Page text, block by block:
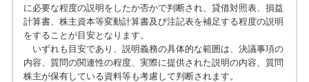
に必要な程度の説明をしたか否かで判断され、貸借対照表、損益
計算書、株主資本等変動計算書及び注記表を補足する程度の説明
をすることが目安となります。
いずれも目安であり、説明義務の具体的な範囲は、決議事項の
内容、質問の関連性の程度、実際に提供された説明の内容、質問
株主が保有している資料等も考慮して判断されます。